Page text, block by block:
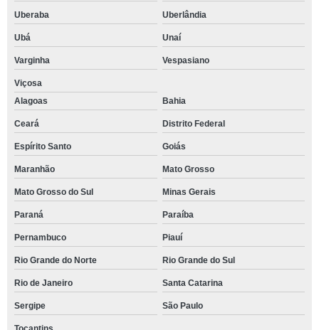
Uberaba Uberlândia
Ubá Unaí
Varginha Vespasiano
Viçosa
Alagoas
Bahia
Ceará Distrito Federal
Espírito Santo Goiás
Maranhão Mato Grosso
Mato Grosso do Sul Minas Gerais
Paraná Paraíba
Pernambuco Piauí
Rio Grande do Norte Rio Grande do Sul
Rio de Janeiro Santa Catarina
Sergipe São Paulo